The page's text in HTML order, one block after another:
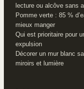
lecture ou alcôve sans
Pomme verte : 85 %
mieux manger
Qui est prioritaire pour
expulsion
Décorer un mur blanc
miroirs et lumière